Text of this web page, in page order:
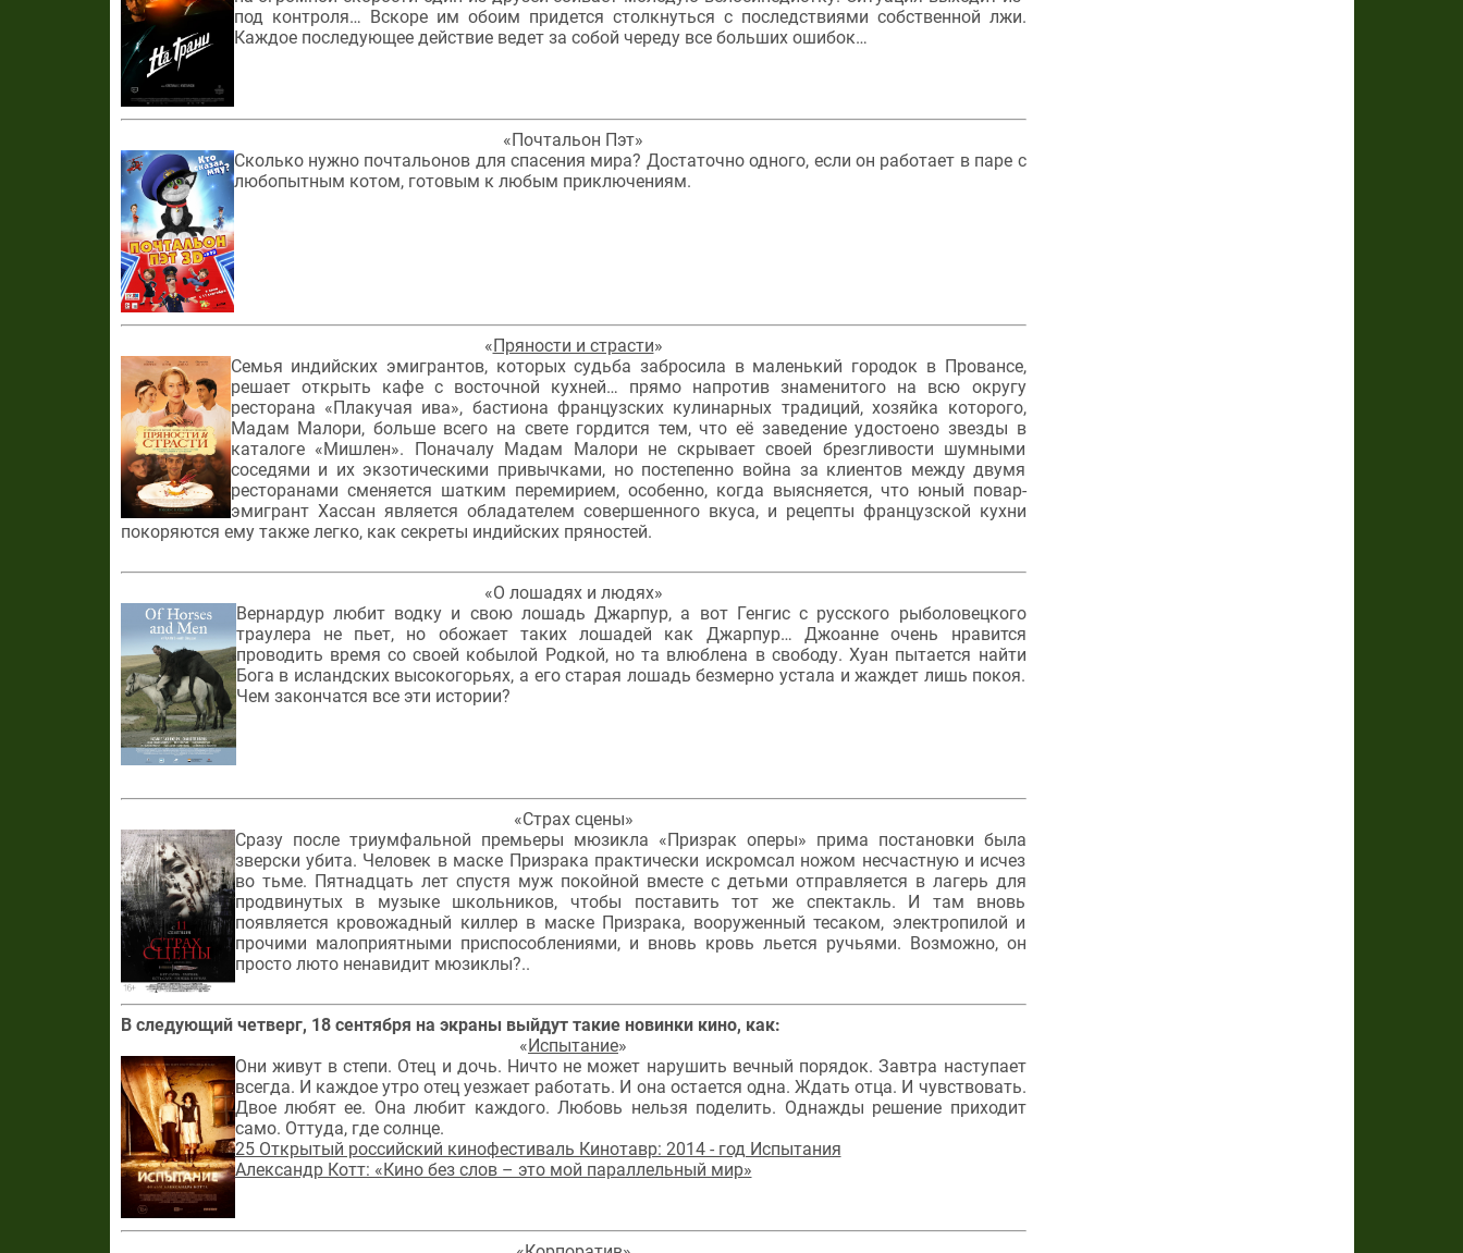
под контроля… Вскоре им обоим придется столкнуться с последствиями собственной лжи.
Каждое последующее действие ведет за собой череду все больших ошибок…
«Почтальон Пэт»
Сколько нужно почтальонов для спасения мира? Достаточно одного, если он работает в паре с
любопытным котом, готовым к любым приключениям.
«Пряности и страсти»
Семья индийских эмигрантов, которых судьба забросила в маленький городок в Провансе,
решает открыть кафе с восточной кухней… прямо напротив знаменитого на всю округу
ресторана «Плакучая ива», бастиона французских кулинарных традиций, хозяйка которого,
Мадам Малори, больше всего на свете гордится тем, что её заведение удостоено звезды в
каталоге «Мишлен». Поначалу Мадам Малори не скрывает своей брезгливости шумными
соседями и их экзотическими привычками, но постепенно война за клиентов между двумя
ресторанами сменяется шатким перемирием, особенно, когда выясняется, что юный повар-
эмигрант Хассан является обладателем совершенного вкуса, и рецепты французской кухни
покоряются ему также легко, как секреты индийских пряностей.
«О лошадях и людях»
Вернардур любит водку и свою лошадь Джарпур, а вот Генгис с русского рыболовецкого
траулера не пьет, но обожает таких лошадей как Джарпур… Джоанне очень нравится
проводить время со своей кобылой Родкой, но та влюблена в свободу. Хуан пытается найти
Бога в исландских высокогорьях, а его старая лошадь безмерно устала и жаждет лишь покоя.
Чем закончатся все эти истории?
«Страх сцены»
Сразу после триумфальной премьеры мюзикла «Призрак оперы» прима постановки была
зверски убита. Человек в маске Призрака практически искромсал ножом несчастную и исчез
во тьме. Пятнадцать лет спустя муж покойной вместе с детьми отправляется в лагерь для
продвинутых в музыке школьников, чтобы поставить тот же спектакль. И там вновь
появляется кровожадный киллер в маске Призрака, вооруженный тесаком, электропилой и
прочими малоприятными приспособлениями, и вновь кровь льется ручьями. Возможно, он
просто люто ненавидит мюзиклы?..
В следующий четверг, 18 сентября на экраны выйдут такие новинки кино, как:
«Испытание»
Они живут в степи. Отец и дочь. Ничто не может нарушить вечный порядок. Завтра наступает
всегда. И каждое утро отец уезжает работать. И она остается одна. Ждать отца. И чувствовать.
Двое любят ее. Она любит каждого. Любовь нельзя поделить. Однажды решение приходит
само. Оттуда, где солнце.
25 Открытый российский кинофестиваль Кинотавр: 2014 - год Испытания
Александр Котт: «Кино без слов – это мой параллельный мир»